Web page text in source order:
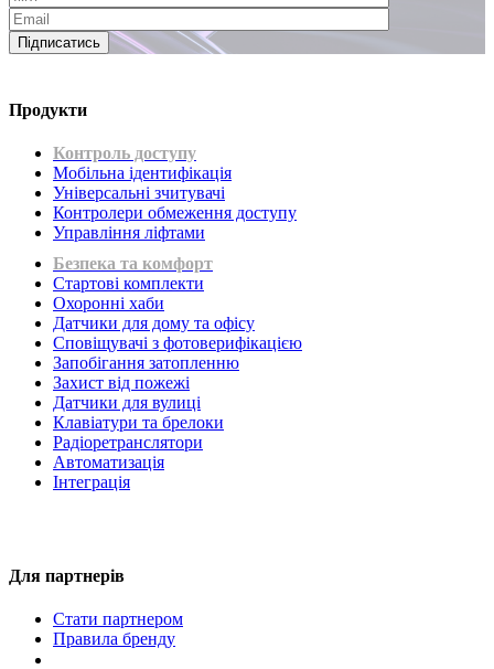
Підписатись
Продукти
Контроль доступу
Мобільна ідентифікація
Універсальні зчитувачі
Контролери обмеження доступу
Управління ліфтами
Безпека та комфорт
Стартові комплекти
Охоронні хаби
Датчики для дому та офісу
Сповіщувачі з фотоверифікацією
Запобігання затопленню
Захист від пожежі
Датчики для вулиці
Клавіатури та брелоки
Радіоретранслятори
Автоматизація
Інтеграція
Для партнерів
Стати партнером
Правила бренду